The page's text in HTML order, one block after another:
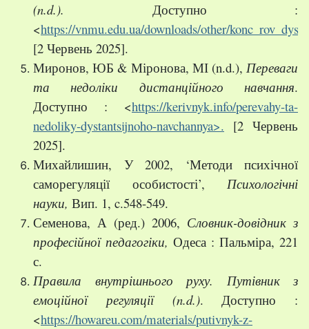
(n.d.). Доступно :
<https://vnmu.edu.ua/downloads/other/
[2 Червень 2025].
Миронов, ЮБ & Міронова, МІ (n.d.), Переваги
та недоліки дистанційного навчання.
Доступно : <https://kerivnyk.info/perevahy-ta-
nedoliky-dystantsijnoho-navchannya>. [2 Червень
2025].
Михайлишин, У 2002, ‘Методи психічної
саморегуляції особистості’, Психологічні
науки, Вип. 1, c.548-549.
Семенова, А (ред.) 2006, Словник-довідник з
професійної педагогіки, Одеса : Пальміра, 221
с.
Правила внутрішнього руху. Путівник з
емоційної регуляції
(n.d.). Доступно :
<https://howareu.com/materials/putivnyk-z-